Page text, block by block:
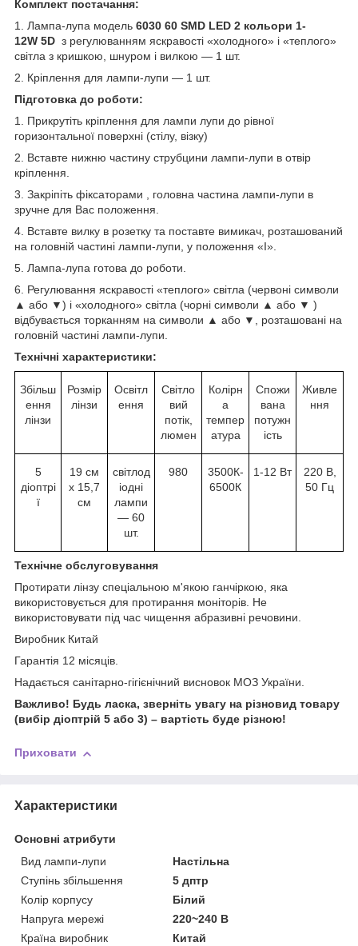
Комплект постачання:
1. Лампа-лупа модель 6030 60 SMD LED 2 кольори 1-
12W 5D з регулюванням яскравості «холодного» і «теплого»
світла з кришкою, шнуром і вилкою — 1 шт.
2. Кріплення для лампи-лупи — 1 шт.
Підготовка до роботи:
1. Прикрутіть кріплення для лампи лупи до рівної
горизонтальної поверхні (стілу, візку)
2. Вставте нижню частину струбцини лампи-лупи в отвір
кріплення.
3. Закріпіть фіксаторами , головна частина лампи-лупи в
зручне для Вас положення.
4. Вставте вилку в розетку та поставте вимикач, розташований
на головній частині лампи-лупи, у положення «I».
5. Лампа-лупа готова до роботи.
6. Регулювання яскравості «теплого» світла (червоні символи
▲ або ▼) і «холодного» світла (чорні символи ▲ або ▼ )
відбувається торканням на символи ▲ або ▼, розташовані на
головній частині лампи-лупи.
Технічні характеристики:
Збільш
ення
лінзи
Розмір
лінзи
Освітл
ення
Світло
вий
потік,
люмен
Колірн
а
темпер
атура
Спожи
вана
потужн
ість
Живле
ння
5
діоптрі
ї
19 см
х 15,7
см
світлод
іодні
лампи
— 60
шт.
980
3500К-
6500К
1-12 Вт
220 В,
50 Гц
Технічне обслуговування
Протирати лінзу спеціальною м'якою ганчіркою, яка
використовується для протирання моніторів. Не
використовувати під час чищення абразивні речовини.
Виробник Китай
Гарантія 12 місяців.
Надається санітарно-гігієнічний висновок МОЗ України.
Важливо! Будь ласка, зверніть увагу на різновид товару
(вибір діоптрій 5 або 3) – вартість буде різною!
Приховати
Характеристики
Основні атрибути
Вид лампи-лупи
Настільна
Ступінь збільшення
5 дптр
Колір корпусу
Білий
Напруга мережі
220~240 В
Країна виробник
Китай